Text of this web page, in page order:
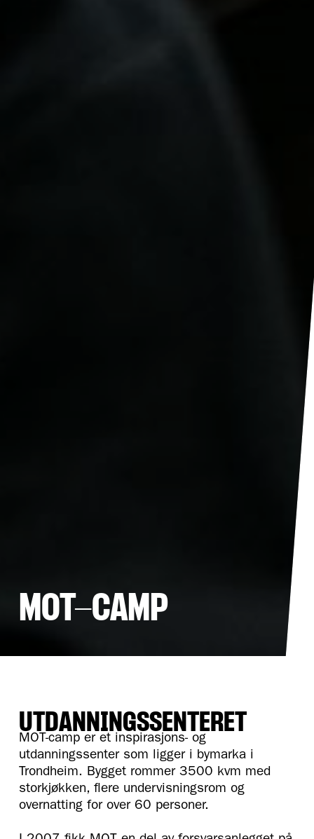
MOT-CAMP
UTDANNINGSSENTERET
MOT-camp er et inspirasjons- og
utdanningssenter som ligger i bymarka i
Trondheim. Bygget rommer 3500 kvm med
storkjøkken, flere undervisningsrom og
overnatting for over 60 personer.